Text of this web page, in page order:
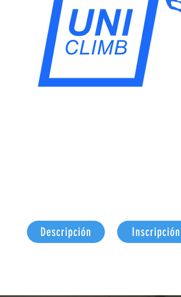
Descripción Inscripción